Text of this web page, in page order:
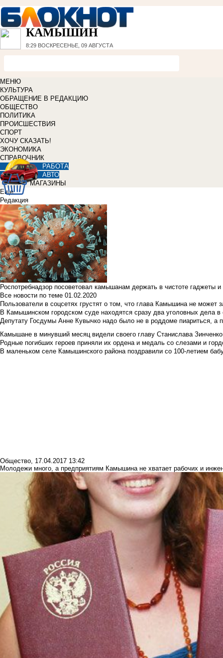
КАМЫШИН
8:29 ВОСКРЕСЕНЬЕ, 09 АВГУСТА
МЕНЮ
КУЛЬТУРА
ОБРАЩЕНИЕ В РЕДАКЦИЮ
ОБЩЕСТВО
ПОЛИТИКА
ПРОИСШЕСТВИЯ
СПОРТ
ХОЧУ СКАЗАТЬ!
ЭКОНОМИКА
СПРАВОЧНИК
РАБОТА
АВТО
МАГАЗИНЫ
Еще
Редакция
Роспотребнадзор посоветовал камышанам держать в чистоте гаджеты
Все новости по теме 01.02.2020
Пользователи в соцсетях грустят о том, что глава Камышина не может
В Камышинском городском суде находятся сразу два уголовных дела
Депутату Госдумы Анне Кувычко надо было не в роддоме пиариться, а
Камышане в минувший месяц видели своего главу Станислава Зинченко
Родные погибших героев приняли их ордена и медаль со слезами и
В маленьком селе Камышинского района поздравили со 100-летием
Общество, 17.04.2017 13:42
Молодежи много, а предприятиям Камышина не хватает рабочих и